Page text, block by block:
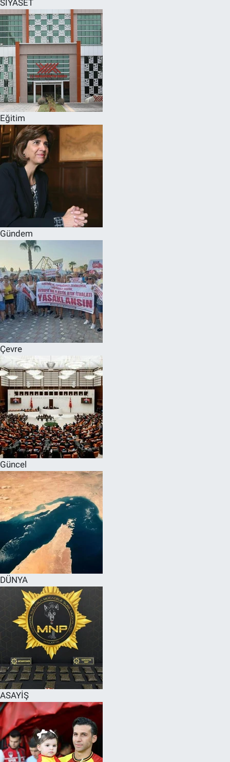
SİYASET
Eğitim
Gündem
Çevre
Güncel
DÜNYA
ASAYİŞ
SPOR
RESMİ İLANLAR